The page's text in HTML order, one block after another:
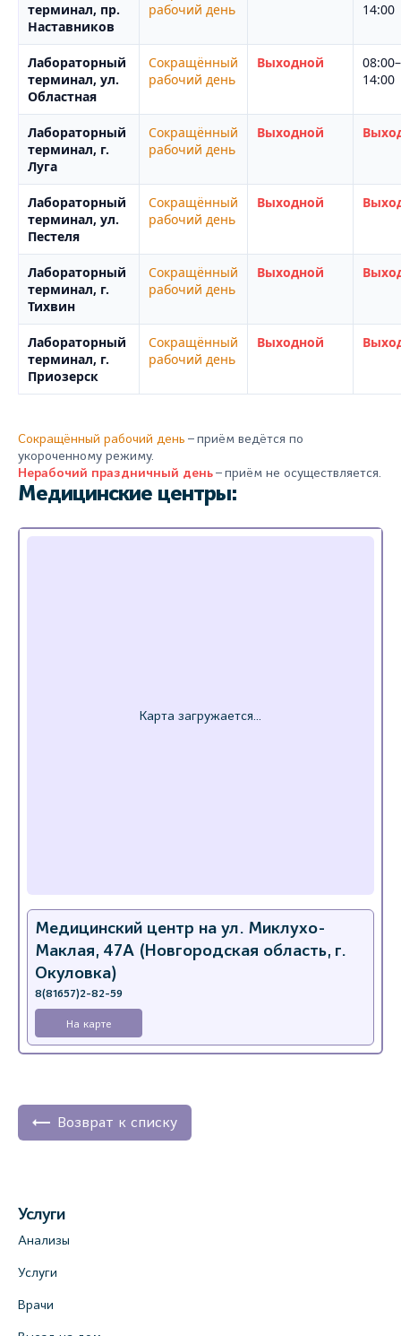
терминал, пр.
Наставников
рабочий день
14:00
Лабораторный
терминал, ул.
Областная
Сокращённый
рабочий день
Выходной
08:00–
14:00
Лабораторный
терминал, г.
Луга
Сокращённый
рабочий день
Выходной
Лабораторный
терминал, ул.
Пестеля
Сокращённый
рабочий день
Выходной
Лабораторный
терминал, г.
Тихвин
Сокращённый
рабочий день
Выходной
Лабораторный
терминал, г.
Приозерск
Сокращённый
рабочий день
Выходной
Сокращённый рабочий день – приём ведётся по
укороченному режиму.
Нерабочий праздничный день– приём не осуществляется.
Медицинские центры:
Медицинский центр на ул. Миклухо-
Маклая, 47А (Новгородская область, г.
Окуловка)
8(81657)2-82-59
На карте
Возврат к списку
Услуги
Анализы
Услуги
Врачи